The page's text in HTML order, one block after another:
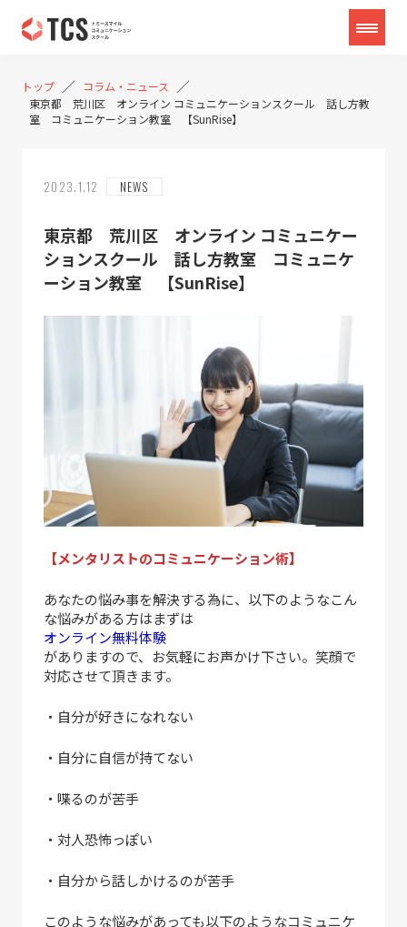
トップ ／ コラム・ニュース ／
東京都 荒川区 オンライン コミュニケーションスクール 話し方教
室 コミュニケーション教室 【SunRise】
2023.1.12 NEWS
東京都 荒川区 オンライン コミュニケー
ションスクール 話し方教室 コミュニケ
ーション教室 【SunRise】
【メンタリストのコミュニケーション術】
あなたの悩み事を解決する為に、以下のようなこん
な悩みがある方はまずは
オンライン無料体験
がありますので、お気軽にお声かけ下さい。笑顔で
対応させて頂きます。
・自分が好きになれない
・自分に自信が持てない
・喋るのが苦手
・対人恐怖っぽい
・自分から話しかけるのが苦手
このような悩みがあっても以下のようなコミュニケ